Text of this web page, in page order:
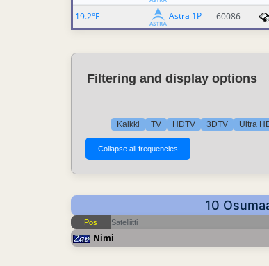
19.2°E
Astra 1P 60086
Filtering and display options
Kaikki TV HDTV 3DTV Ultra
10
Pos Satelliitti
Nimi